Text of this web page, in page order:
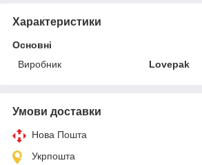
Характеристики
Основні
Виробник
Lovepak
Умови доставки
Нова Пошта
Укрпошта